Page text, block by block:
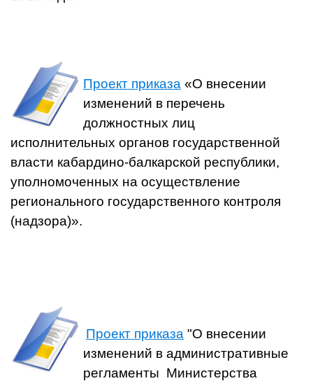
Проект приказа «О внесении
изменений в перечень
должностных лиц
исполнительных органов государственной
власти кабардино-балкарской республики,
уполномоченных на осуществление
регионального государственного контроля
(надзора)».
Проект приказа "О внесении
изменений в административные
регламенты Министерства